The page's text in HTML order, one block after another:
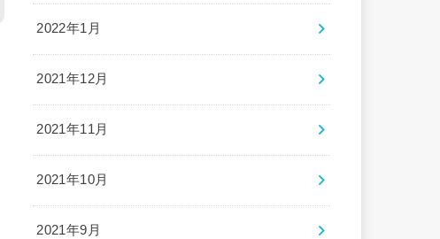
2022年1月
2021年12月
2021年11月
2021年10月
2021年9月